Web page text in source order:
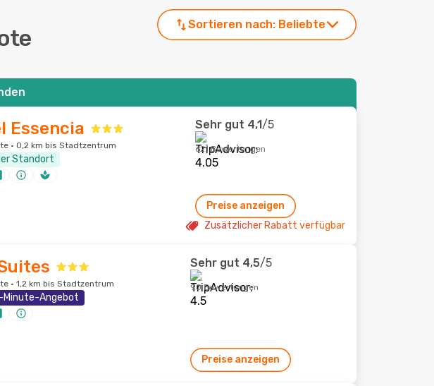
Sortieren nach: Beliebte
Essencia
· 0,2 km bis Stadtzentrum
Standort
Sehr gut 4,1/5
621 Bewertungen
Preise anzeigen
Zusätzlicher Rabatt verfügbar
· 1,2 km bis Stadtzentrum
Minute-Angebot
Sehr gut 4,5/5
90 Bewertungen
Preise anzeigen